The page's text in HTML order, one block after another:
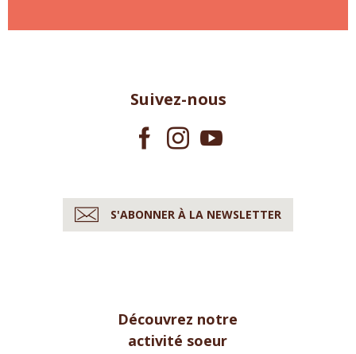
Suivez-nous
S'ABONNER À LA NEWSLETTER
Découvrez notre
activité soeur